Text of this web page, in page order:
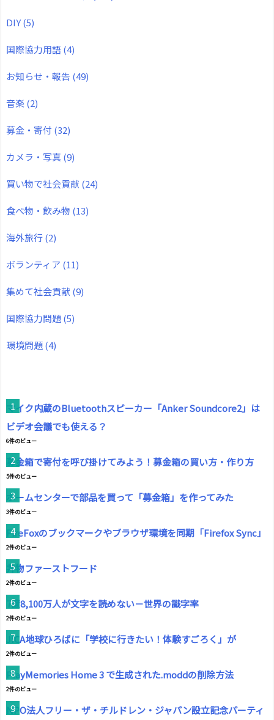
DIY(5)
国際協力用語(4)
お知らせ・報告 (49)
音楽(2)
募金・寄付 (32)
カメラ・写真(9)
買い物で社会貢献 (24)
食べ物・飲み物 (13)
海外旅行(2)
ボランティア (11)
集めて社会貢献 (9)
国際協力問題(5)
環境問題(4)
マイク内蔵のBluetoothスピーカー「Anker Soundcore2」は
ビデオ会議でも使える？
6件のビュー
募金箱で寄付を呼び掛けてみよう！募金箱の買い方・作り方
5件のビュー
ホームセンターで部品を買って「募金箱」を作ってみた
3件のビュー
FireFoxのブックマークやブラウザ環境を同期「Firefox Sync」
2件のビュー
丼物ファーストフード
2件のビュー
7億8,100万人が文字を読めない－世界の識字率
2件のビュー
JICA地球ひろばに「学校に行きたい！体験すごろく」が
2件のビュー
PlayMemories Home 3 で生成された.moddの削除方法
2件のビュー
NPO法人フリー・ザ・チルドレン・ジャパン設立記念パーティ